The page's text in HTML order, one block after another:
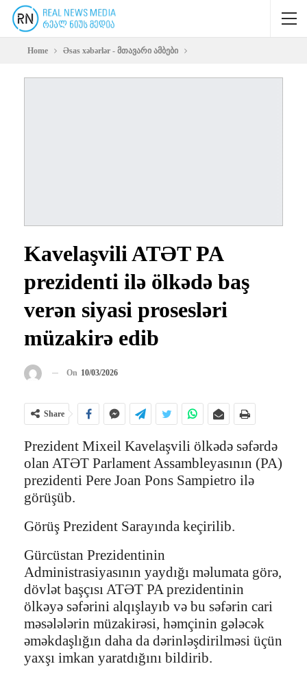
Home Əsas xəbərlər - მთავარი ამბები
Kavelaşvili ATƏT PA
prezidenti ilə ölkədə baş
verən siyasi prosesləri
müzakirə edib
On 10/03/2026
Share
Prezident Mixeil Kavelaşvili ölkədə səfərdə
olan ATƏT Parlament Assambleyasının (PA)
prezidenti Pere Joan Pons Sampietro ilə
görüşüb.
Görüş Prezident Sarayında keçirilib.
Gürcüstan Prezidentinin
Administrasiyasının yaydığı məlumata görə,
dövlət başçısı ATƏT PA prezidentinin
ölkəyə səfərini alqışlayıb və bu səfərin cari
məsələlərin müzakirəsi, həmçinin gələcək
əməkdaşlığın daha da dərinləşdirilməsi üçün
yaxşı imkan yaratdığını bildirib.